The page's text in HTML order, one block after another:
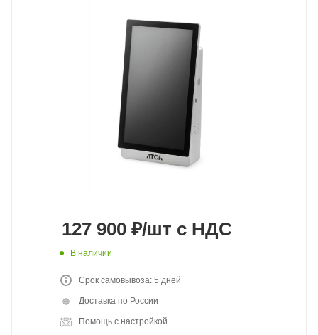
127 900 ₽/шт с НДС
В наличии
Срок самовывоза: 5 дней
Доставка по России
Помощь с настройкой